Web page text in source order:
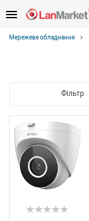
Мережеве обладнання
Фільтр